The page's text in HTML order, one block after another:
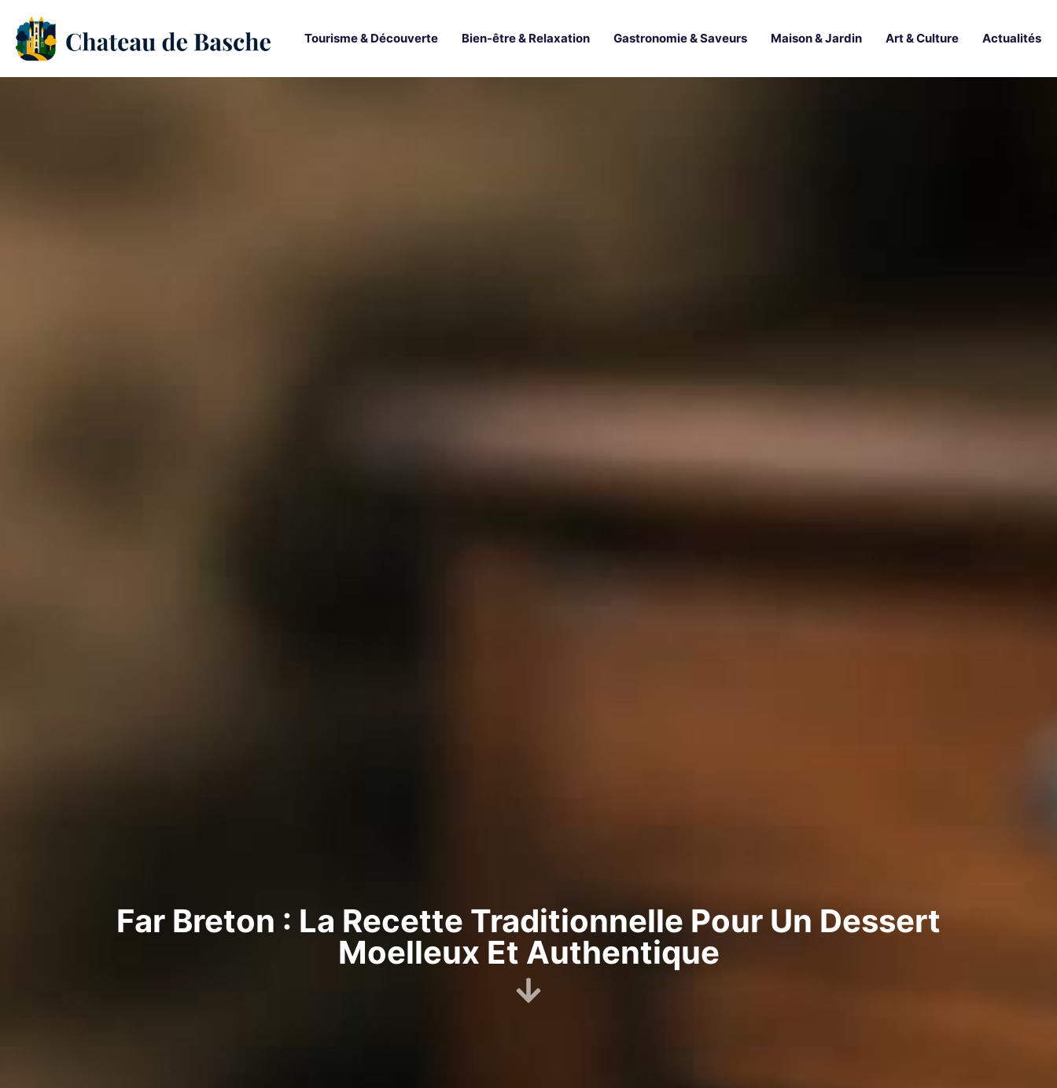
Tourisme & Découverte Bien-être & Relaxation Gastronomie & Saveurs Maison & Jardin Art & Culture Actualités
Far Breton : La Recette Traditionnelle Pour Un Dessert
Moelleux Et Authentique